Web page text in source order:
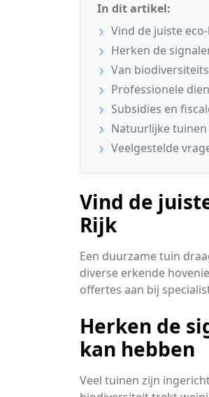
In dit artikel:
Vind de juiste
Herken de
Van
Professionele
Subsidies en
Natuurlijke
Veelgestelde
Vind de
Rijk
Een duurzame tuin
diverse erkende
offertes aan bij
Herken de
kan hebben
Veel tuinen zijn